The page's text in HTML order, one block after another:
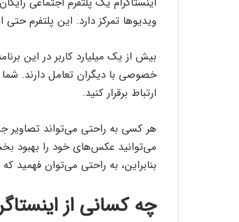
ویدیوها تمرکز دارد. این پلتفرم
بیش از یک میلیارد کاربر در این
خصوصی با دیگران تعامل دارند. شما
ارتباط برقرار کنید.
هر کسی به راحتی می‌تواند تصاویر
می‌توانید عکس‌های خود را بهبود
بنابراین، به راحتی می‌توان فهمید
چه کسانی از